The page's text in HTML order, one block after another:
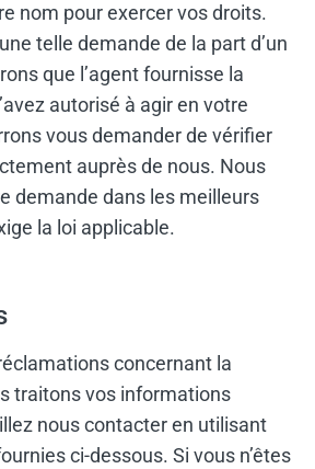
nom pour exercer vos droits.
telle demande de la part d’un
que l’agent fournisse la
autorisé à agir en votre
vous demander de vérifier
auprès de nous. Nous
demande dans les meilleurs
la loi applicable.
concernant la
traitons vos informations
nous contacter en utilisant
ci-dessous. Si vous n’êtes